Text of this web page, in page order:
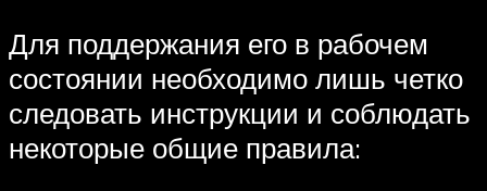
Для поддержания его в рабочем
состоянии необходимо лишь четко
следовать инструкции и соблюдать
некоторые общие правила: